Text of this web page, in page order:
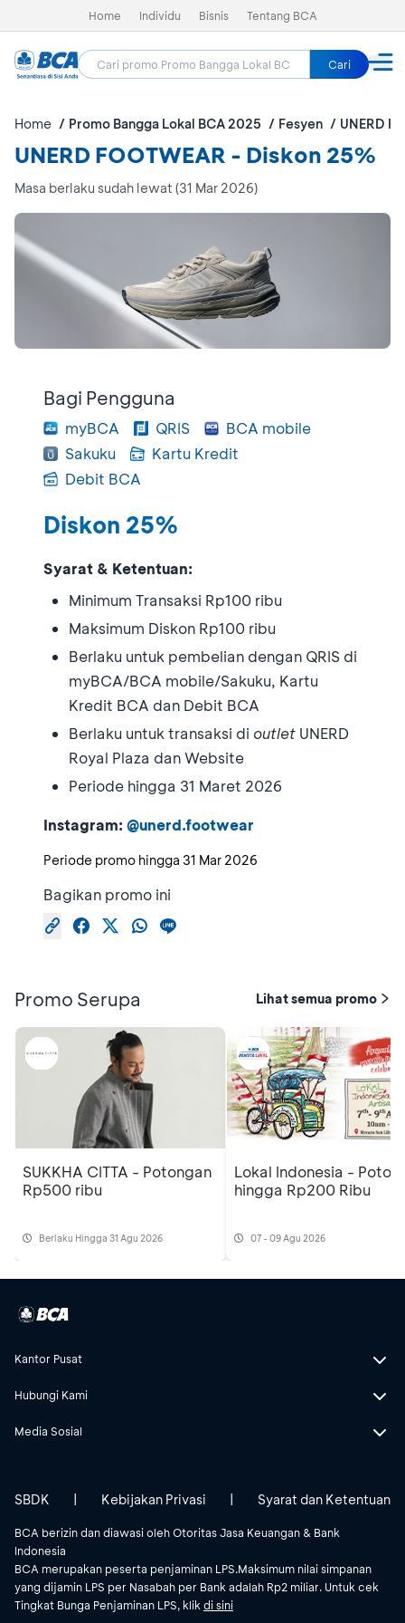
Home Individu Bisnis Tentang BCA
Cari
Home Promo Bangga Lokal BCA 2025 Fesyen UNERD
UNERD FOOTWEAR - Diskon 25%
Masa berlaku sudah lewat (31 Mar 2026)
Bagi Pengguna
myBCA QRIS
BCA mobile
Sakuku
Kartu Kredit
Debit BCA
Diskon 25%
Syarat & Ketentuan:
Minimum Transaksi Rp100 ribu
Maksimum Diskon Rp100 ribu
Berlaku untuk pembelian dengan QRIS di
myBCA/BCA mobile/Sakuku, Kartu
Kredit BCA dan Debit BCA
Berlaku untuk transaksi di outlet UNERD
Royal Plaza dan Website
Periode hingga 31 Maret 2026
Instagram: @unerd.footwear
Periode promo hingga 31 Mar 2026
Bagikan promo ini
Promo Serupa Lihat semua promo
SUKKHA CITTA - Potongan
Rp500 ribu
Berlaku Hingga 31 Agu 2026
Lokal Indonesia -
hingga Rp200 Ribu
07 - 09 Agu 2026
Kantor Pusat
Hubungi Kami
Media Sosial
BCA berizin dan diawasi oleh Otoritas Jasa Keuangan & Bank
Indonesia
BCA merupakan peserta penjaminan LPS.Maksimum nilai simpanan
yang dijamin LPS per Nasabah per Bank adalah Rp2 miliar. Untuk cek
Tingkat Bunga Penjaminan LPS, klik di sini
SBDK | Kebijakan Privasi | Syarat dan Ketentuan